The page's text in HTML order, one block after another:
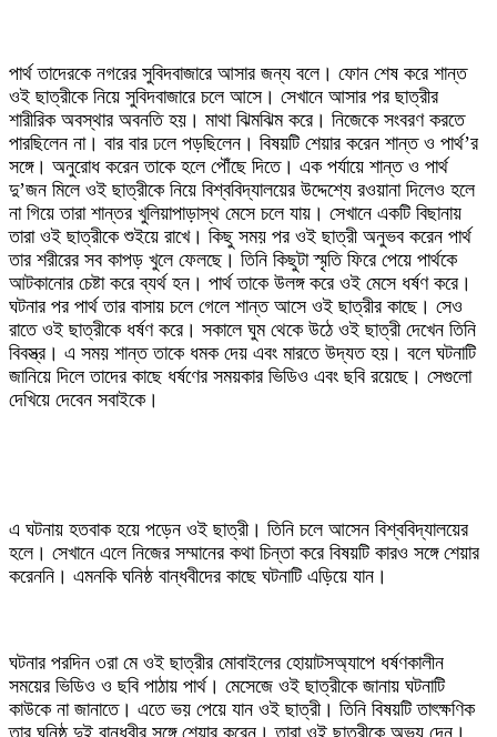
‎পার্থ তাদেরকে নগরের সুবিদবাজারে আসার জন্য বলে। ফোন শেষ করে শান্ত
ওই ছাত্রীকে নিয়ে সুবিদবাজারে চলে আসে। সেখানে আসার পর ছাত্রীর
শারীরিক অবস্থার অবনতি হয়। মাথা ঝিমঝিম করে। নিজেকে সংবরণ করতে
পারছিলেন না। বার বার ঢলে পড়ছিলেন। বিষয়টি শেয়ার করেন শান্ত ও পার্থ’র
সঙ্গে। অনুরোধ করেন তাকে হলে পৌঁছে দিতে। এক পর্যায়ে শান্ত ও পার্থ
দু’জন মিলে ওই ছাত্রীকে নিয়ে বিশ্ববিদ্যালয়ের উদ্দেশ্যে রওয়ানা দিলেও হলে
না গিয়ে তারা শান্তর খুলিয়াপাড়াস্থ মেসে চলে যায়। সেখানে একটি বিছানায়
তারা ওই ছাত্রীকে শুইয়ে রাখে। কিছু সময় পর ওই ছাত্রী অনুভব করেন পার্থ
তার শরীরের সব কাপড় খুলে ফেলছে। তিনি কিছুটা স্মৃতি ফিরে পেয়ে পার্থকে
আটকানোর চেষ্টা করে ব্যর্থ হন। পার্থ তাকে উলঙ্গ করে ওই মেসে ধর্ষণ করে।
ঘটনার পর পার্থ তার বাসায় চলে গেলে শান্ত আসে ওই ছাত্রীর কাছে। সেও
রাতে ওই ছাত্রীকে ধর্ষণ করে। সকালে ঘুম থেকে উঠে ওই ছাত্রী দেখেন তিনি
বিবস্ত্র। এ সময় শান্ত তাকে ধমক দেয় এবং মারতে উদ্যত হয়। বলে ঘটনাটি
জানিয়ে দিলে তাদের কাছে ধর্ষণের সময়কার ভিডিও এবং ছবি রয়েছে। সেগুলো
দেখিয়ে দেবেন সবাইকে।
‎এ ঘটনায় হতবাক হয়ে পড়েন ওই ছাত্রী। তিনি চলে আসেন বিশ্ববিদ্যালয়ের
হলে। সেখানে এলে নিজের সম্মানের কথা চিন্তা করে বিষয়টি কারও সঙ্গে শেয়ার
করেননি। এমনকি ঘনিষ্ঠ বান্ধবীদের কাছে ঘটনাটি এড়িয়ে যান।
‎ঘটনার পরদিন ৩রা মে ওই ছাত্রীর মোবাইলের হোয়াটসঅ্যাপে ধর্ষণকালীন
সময়ের ভিডিও ও ছবি পাঠায় পার্থ। মেসেজে ওই ছাত্রীকে জানায় ঘটনাটি
কাউকে না জানাতে। এতে ভয় পেয়ে যান ওই ছাত্রী। তিনি বিষয়টি তাৎক্ষণিক